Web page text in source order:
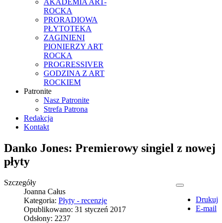
AKADEMIA ART-
ROCKA
PRORADIOWA
PŁYTOTEKA
ZAGINIENI
PIONIERZY ART
ROCKA
PROGRESSIVER
GODZINA Z ART
ROCKIEM
Patronite
Nasz Patronite
Strefa Patrona
Redakcja
Kontakt
Danko Jones: Premierowy singiel z nowej
płyty
Drukuj
E-mail
Szczegóły
Joanna Całus
Kategoria: Płyty - recenzje
Opublikowano: 31 styczeń 2017
Odsłony: 2237